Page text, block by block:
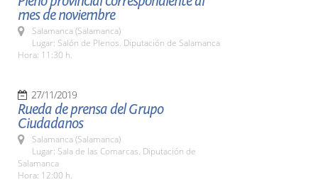
mes de noviembre
Salamanca (Salamanca)
Lugar: Salón de Plenos. Diputación de Salamanca
Hora: 11:30 h.
27/11/2019
Rueda de prensa del Grupo
Ciudadanos
Salamanca (Salamanca)
Lugar: Sala de las Comarcas. Diputación de
Salamanca
Hora: 12:00 h.